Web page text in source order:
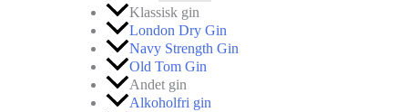
Klassisk gin
London Dry Gin
Navy Strength Gin
Old Tom Gin
Andet gin
Alkoholfri gin